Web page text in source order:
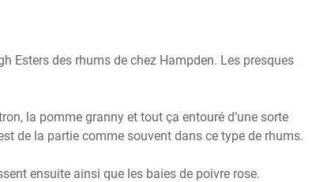
Esters des rhums de chez Hampden. Les presques
la pomme granny et tout ça entouré d’une sorte
de la partie comme souvent dans ce type de rhums.
ensuite ainsi que les baies de poivre rose.